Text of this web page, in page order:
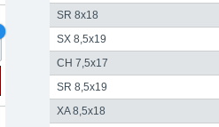
SR 8x18
SX 8,5x19
CH 7,5x17
SR 8,5x19
XA 8,5x18